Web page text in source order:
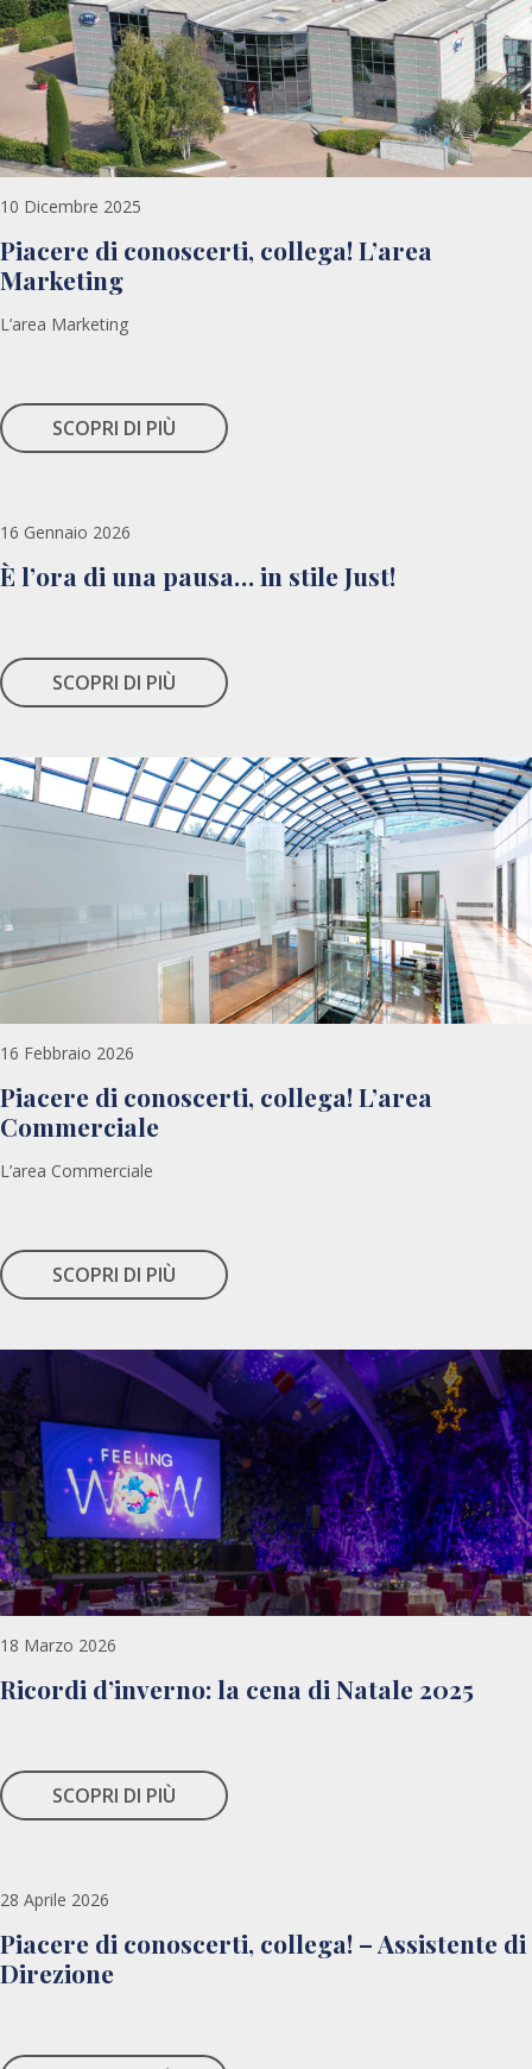
10 Dicembre 2025
Piacere di conoscerti, collega! L’area
Marketing
L’area Marketing
SCOPRI DI PIÙ
16 Gennaio 2026
È l’ora di una pausa… in stile Just!
SCOPRI DI PIÙ
16 Febbraio 2026
Piacere di conoscerti, collega! L’area
Commerciale
L’area Commerciale
SCOPRI DI PIÙ
18 Marzo 2026
Ricordi d’inverno: la cena di Natale 2025
SCOPRI DI PIÙ
28 Aprile 2026
Piacere di conoscerti, collega! – Assistente di
Direzione